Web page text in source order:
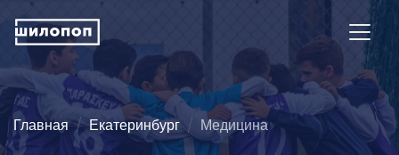
Главная Екатеринбург Медицина